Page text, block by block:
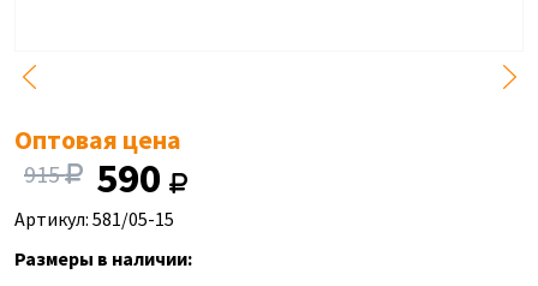
Оптовая цена
915 590
Артикул: 581/05-15
Размеры в наличии: